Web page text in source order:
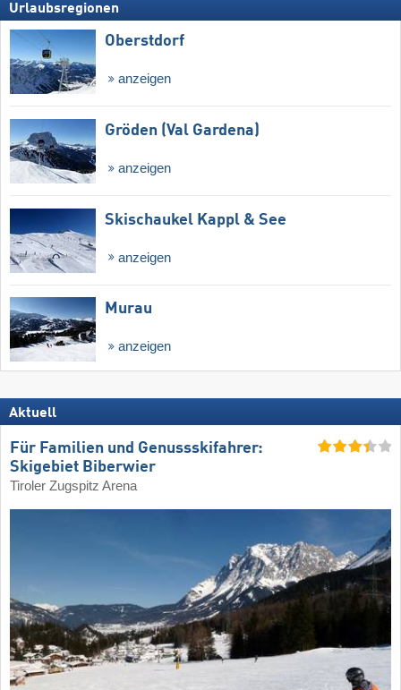
Urlaubsregionen
Oberstdorf
anzeigen
Gröden (Val Gardena)
anzeigen
Skischaukel Kappl & See
anzeigen
Murau
anzeigen
Aktuell
Für Familien und Genussskifahrer:
Skigebiet Biberwier
Tiroler Zugspitz Arena